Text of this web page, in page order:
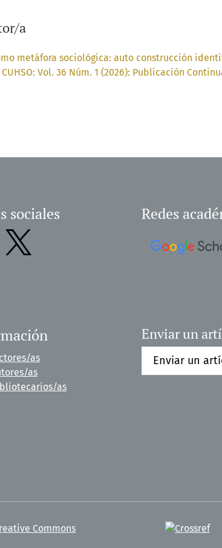
a
metáfora sociológica: auto construcción
CUHSO: Vol. 36 Núm. 1 (2026): Publicación
sociales Redes
as
as
as
Enviar un
Enviar un